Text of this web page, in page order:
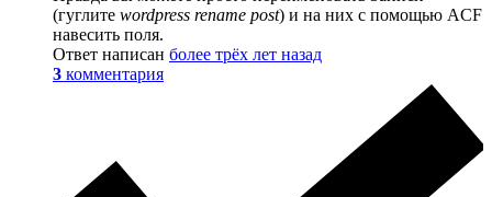
(гуглите wordpress rename post) и на них с помощью ACF
навесить поля.
Ответ написан более трёх лет назад
3 комментария